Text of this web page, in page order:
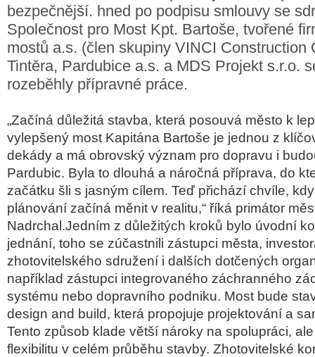
bezpečnější. hned po podpisu smlouvy se
Společnost pro Most Kpt. Bartoše, tvořené
mostů a.s. (člen skupiny VINCI Construction
Tintěra, Pardubice a.s. a MDS Projekt s.r.o.
rozeběhly přípravné práce.
„Začíná důležitá stavba, která posouvá město k
vylepšený most Kapitána Bartoše je jednou z
dekády a má obrovský význam pro dopravu i
Pardubic. Byla to dlouhá a náročná příprava, do
začátku šli s jasným cílem. Teď přichází chvíle,
plánování začíná měnit v realitu,“ říká primátor
Nadrchal.Jedním z důležitých kroků bylo úvodní
jednání, toho se zúčastnili zástupci města,
zhotovitelského sdružení i dalších dotčených
například zástupci integrovaného záchranného
systému nebo dopravního podniku. Most bude
design and build, která propojuje projektování a
Tento způsob klade větší nároky na spolupráci,
flexibilitu v celém průběhu stavby. Zhotovitelské